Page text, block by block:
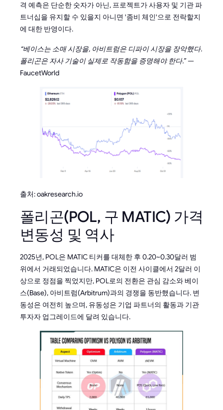
격 예측은 단순한 숫자가 아닌, 프로젝트가 사용자 및 기관 파
트너십을 유지할 수 있을지 아니면 '좀비 체인'으로 전락할지
에 대한 반영이다.
“베이스는 소매 시장을, 아비트럼은 디파이 시장을 장악했다.
폴리곤은 자사 기술이 실제로 작동함을 증명해야 한다.” —
FaucetWorld
출처: oakresearch.io
폴리곤(POL, 구 MATIC) 가격
변동성 및 역사
2025년, POL은 MATIC 티커를 대체한 후 0.20~0.30달러 범
위에서 거래되었습니다. MATIC은 이전 사이클에서 2달러 이
상으로 정점을 찍었지만, POL로의 전환은 관심 감소와 베이
스(Base), 아비트럼(Arbitrum)과의 경쟁을 동반했습니다. 변
동성은 여전히 높으며, 유동성은 기업 파트너의 활동과 기관
투자자 업그레이드에 달려 있습니다.